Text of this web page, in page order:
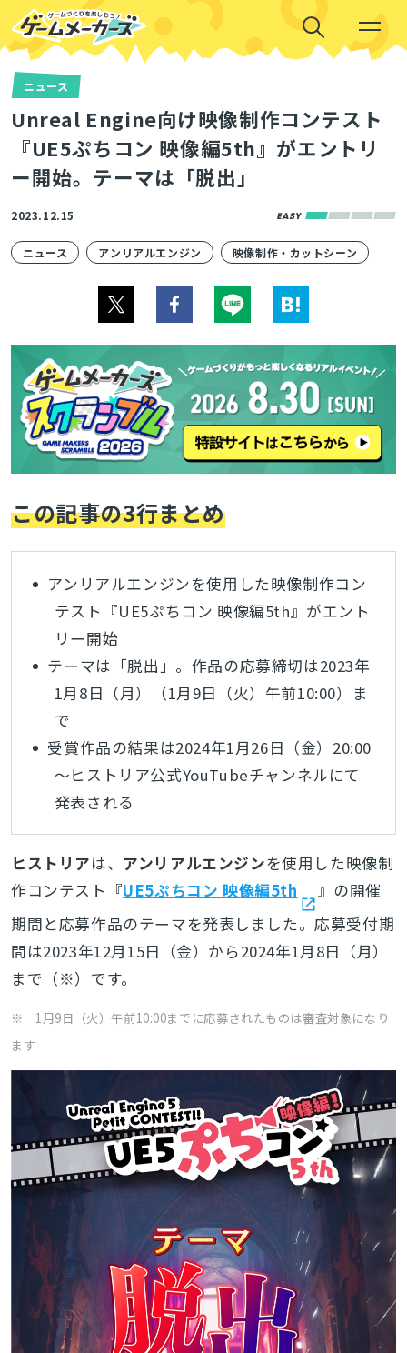
ニュース
Unreal Engine向け映像制作コンテスト
『UE5ぷちコン 映像編5th』がエントリ
ー開始。テーマは「脱出」
2023.12.15
ニュース アンリアルエンジン 映像制作・カットシーン
この記事の3行まとめ
アンリアルエンジンを使用した映像制作コン
テスト『UE5ぷちコン 映像編5th』がエント
リー開始
テーマは「脱出」。作品の応募締切は2023年
1月8日（月）（1月9日（火）午前10:00）ま
で
受賞作品の結果は2024年1月26日（金）20:00
～ヒストリア公式YouTubeチャンネルにて
発表される
ヒストリアは、 アンリアルエンジンを使用した映像制
作コンテスト『UE5ぷちコン 映像編5th
』の開催
期間と応募作品のテーマを発表しました。応募受付期
間は2023年12月15日（金）から2024年1月8日（月）
まで（※）です。
※ 1月9日（火）午前10:00までに応募されたものは審査対象になり
ます